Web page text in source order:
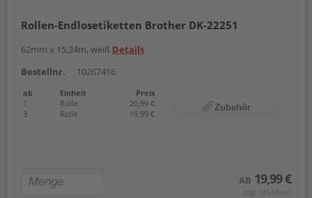
Rollen-Endlosetiketten Brother DK-22251
62mm x 15,24m, weiß Details
Bestellnr.
10267416
ab Einheit
Preis
1
Rolle
20,99 €
3
Rolle 19,99 €
Zubehör
AB 19,99 €
(zzgl. 19% Mwst.)